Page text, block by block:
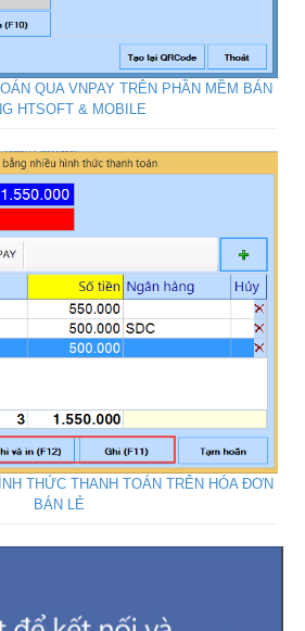
QUA VNPAY TRÊN PHẦN MỀM BÁN
HTSOFT & MOBILE
THỨC THANH TOÁN TRÊN HÓA ĐƠN
BÁN LẺ